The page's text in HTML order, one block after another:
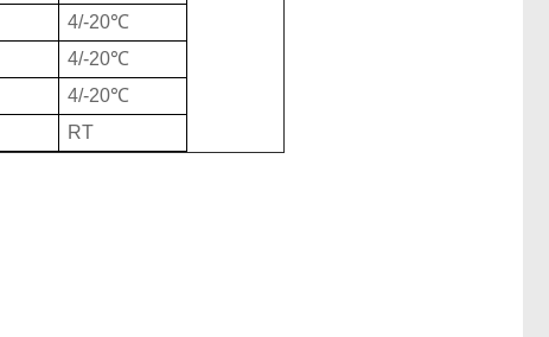
4/-20℃
4/-20℃
4/-20℃
RT